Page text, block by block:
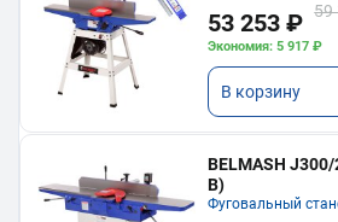
53 253 ₽ 59
Экономия: 5 917 ₽
В корзину
BELMASH
В)
Фуговальный